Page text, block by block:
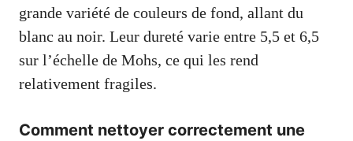
grande variété de couleurs de fond, allant du
blanc au noir. Leur dureté varie entre 5,5 et 6,5
sur l’échelle de Mohs, ce qui les rend
relativement fragiles.
Comment nettoyer correctement une